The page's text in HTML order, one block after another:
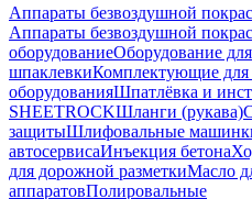
Аппараты безвоздушной
Аппараты безвоздушной
оборудованиеОборудование
шпаклевкиКомплектующие для
оборудованияШпатлёвка и
SHEETROCKШланги (рукава)
защитыШлифовальные
автосервисаИнъекция бетона
для дорожной разметкиМасло
аппаратовПолировальные